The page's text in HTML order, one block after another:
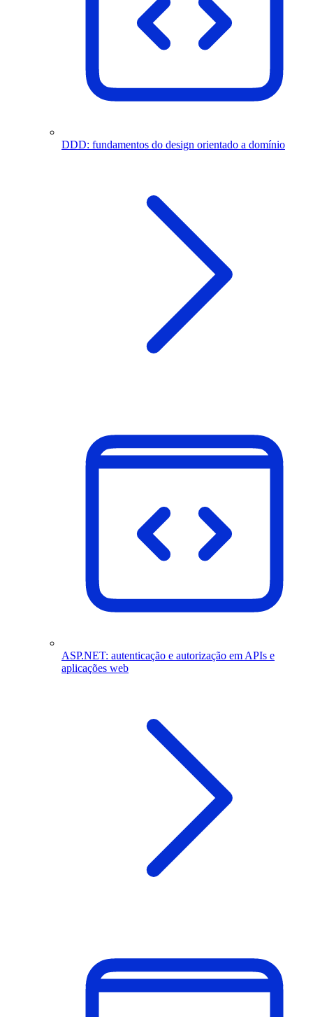
DDD: fundamentos do design orientado a domínio
ASP.NET: autenticação e autorização em APIs e
aplicações web